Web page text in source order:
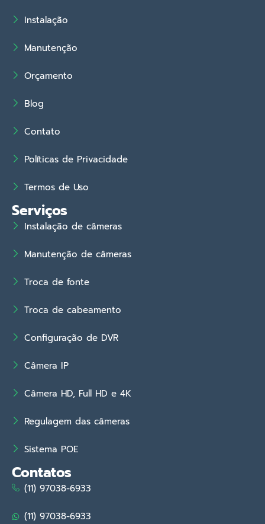
Instalação
Manutenção
Orçamento
Blog
Contato
Políticas de Privacidade
Termos de Uso
Serviços
Instalação de câmeras
Manutenção de câmeras
Troca de fonte
Troca de cabeamento
Configuração de DVR
Câmera IP
Câmera HD, Full HD e 4K
Regulagem das câmeras
Sistema POE
Contatos
(11) 97038-6933
(11) 97038-6933